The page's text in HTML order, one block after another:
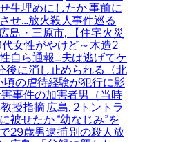
生埋めにしたか 事前に
せ…放火殺人事件巡る
島・三原市, 【住宅火災
女性がやけど～木造2
自ら通報…夫は逃げてケ
に消し止められる〈北
頃の虐待経験が犯行に影
事件の加害者男（当時
授指摘 広島, 2トントラ
被せたか “幼なじみ”を
29歳男逮捕 別の殺人放